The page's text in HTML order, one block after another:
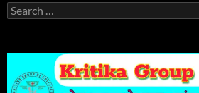
Search
for: